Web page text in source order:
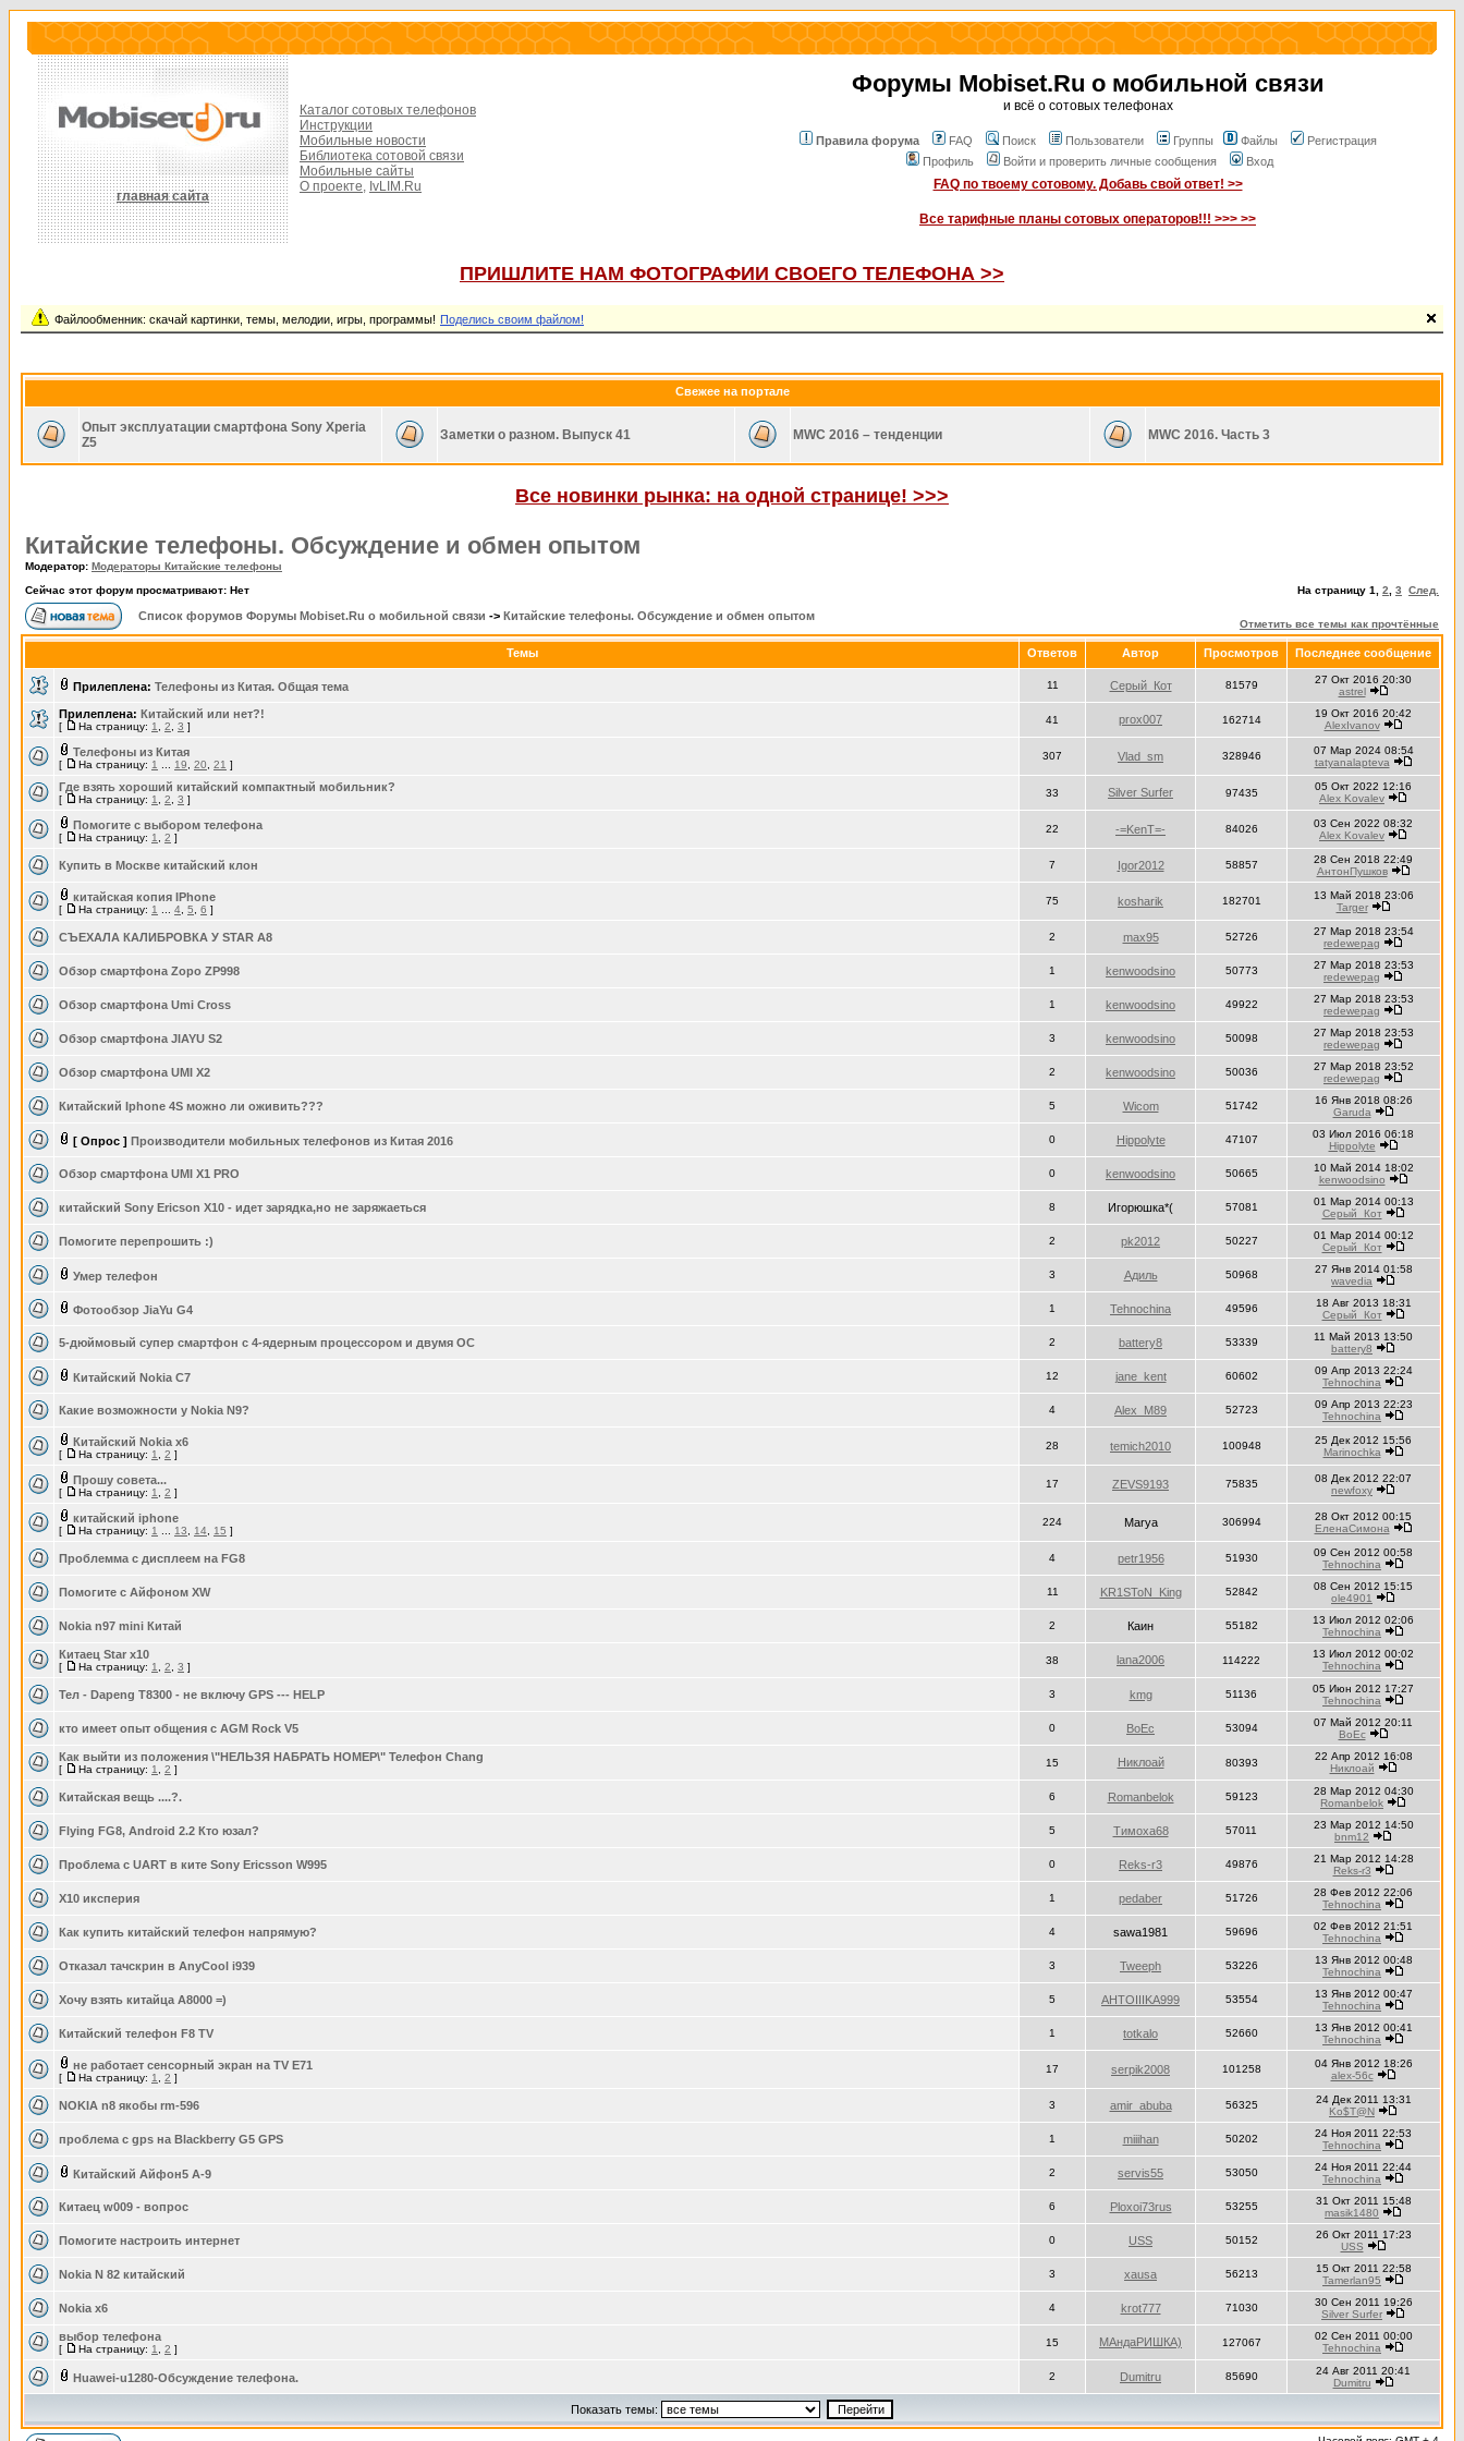
главная сайта
Каталог сотовых телефонов
Инструкции
Мобильные новости
Библиотека сотовой связи
Мобильные сайты
О проекте, IvLIM.Ru
Форумы Mobiset.Ru о мобильной связи
и всё о сотовых телефонах
Правила форума FAQ Поиск Пользователи Группы Файлы
Регистрация
Профиль
Войти и проверить личные сообщения Вход
FAQ по твоему сотовому. Добавь свой ответ! >>
Все тарифные планы сотовых операторов!!! >>> >>
ПРИШЛИТЕ НАМ ФОТОГРАФИИ СВОЕГО ТЕЛЕФОНА >>
Файлообменник: скачай картинки, темы, мелодии, игры, программы! Поделись своим файлом!
Свежее на портале
Опыт эксплуатации смартфона Sony Xperia
Z5
Заметки о разном. Выпуск 41 MWC 2016 – тенденции MWC 2016. Часть 3
Все новинки рынка: на одной странице! >>>
Китайские телефоны. Обсуждение и обмен опытом
Модератор: Модераторы Китайские телефоны
Сейчас этот форум просматривают: Нет
На страницу 1 2 3 След.
Список форумов Форумы Mobiset.Ru о мобильной связи -> Китайские телефоны. Обсуждение и обмен опытом
Отметить все темы как прочтённые
Темы Ответов Автор Просмотров Последнее сообщение
Прилеплена: Телефоны из Китая. Общая тема 11 Серый_Кот 81579
27 Окт 2016 20:30
astrel
Прилеплена: Китайский или нет?!
[ На страницу: 1 2 3 ]
41 prox007 162714
19 Окт 2016 20:42
AlexIvanov
Телефоны из Китая
[ На страницу: 1 19 20 21 ]
307 Vlad_sm 328946
07 Мар 2024 08:54
tatyanalapteva
Где взять хороший китайский компактный мобильник?
[ На страницу: 1 2 3 ]
33 Silver Surfer 97435
05 Окт 2022 12:16
Alex Kovalev
Помогите с выбором телефона
[ На страницу: 1 2 ]
22 -=KenT=- 84026
03 Сен 2022 08:32
Alex Kovalev
Купить в Москве китайский клон 7 Igor2012 58857
28 Сен 2018 22:49
АнтонПушков
китайская копия IPhone
[ На страницу: 1 4 5 6 ]
75 kosharik 182701
13 Май 2018 23:06
Targer
СЪЕХАЛА КАЛИБРОВКА У STAR A8 2 max95 52726
27 Мар 2018 23:54
redewepag
Обзор смартфона Zopo ZP998 1 kenwoodsino 50773
27 Мар 2018 23:53
redewepag
Обзор смартфона Umi Cross 1 kenwoodsino 49922
27 Мар 2018 23:53
redewepag
Обзор смартфона JIAYU S2 3 kenwoodsino 50098
27 Мар 2018 23:53
redewepag
Обзор смартфона UMI X2 2 kenwoodsino 50036
27 Мар 2018 23:52
redewepag
Китайский Iphone 4S можно ли оживить??? 5 Wicom 51742
16 Янв 2018 08:26
Garuda
[ Опрос ] Производители мобильных телефонов из Китая 2016 0 Hippolyte 47107
03 Июл 2016 06:18
Hippolyte
Обзор смартфона UMI X1 PRO 0 kenwoodsino 50665
10 Май 2014 18:02
kenwoodsino
китайский Sony Ericson X10 - идет зарядка,но не заряжаеться 8 Игорюшка*( 57081
01 Мар 2014 00:13
Серый_Кот
Помогите перепрошить :) 2 pk2012 50227
01 Мар 2014 00:12
Серый_Кот
Умер телефон 3 Адиль 50968
27 Янв 2014 01:58
wavedia
Фотообзор JiaYu G4 1 Tehnochina 49596
18 Авг 2013 18:31
Серый_Кот
5-дюймовый супер смартфон с 4-ядерным процессором и двумя ОС 2 battery8 53339
11 Май 2013 13:50
battery8
Китайский Nokia C7 12 jane_kent 60602
09 Апр 2013 22:24
Tehnochina
Какие возможности у Nokia N9? 4 Alex_M89 52723
09 Апр 2013 22:23
Tehnochina
Китайский Nokia x6
[ На страницу: 1 2 ]
28 temich2010 100948
25 Дек 2012 15:56
Marinochka
Прошу совета...
[ На страницу: 1 2 ]
17 ZEVS9193 75835
08 Дек 2012 22:07
newfoxy
китайский iphone
[ На страницу: 1 13 14 15 ]
224 Marya 306994
28 Окт 2012 00:15
ЕленаСимона
Проблемма с дисплеем на FG8 4 petr1956 51930
09 Сен 2012 00:58
Tehnochina
Помогите с Айфоном XW 11 KR1SToN_King 52842
08 Сен 2012 15:15
ole4901
Nokia n97 mini Китай 2 Каин 55182
13 Июл 2012 02:06
Tehnochina
Китаец Star x10
[ На страницу: 1 2 3 ]
38 lana2006 114222
13 Июл 2012 00:02
Tehnochina
Тел - Dapeng T8300 - не включу GPS --- HELP 3 kmg 51136
05 Июн 2012 17:27
Tehnochina
кто имеет опыт общения с AGM Rock V5 0 BoEc 53094
07 Май 2012 20:11
BoEc
Как выйти из положения \"НЕЛЬЗЯ НАБРАТЬ НОМЕР\" Телефон Chang
[ На страницу: 1 2 ]
15 Никлоай 80393
22 Апр 2012 16:08
Никлоай
Китайская вещь ....?. 6 Romanbelok 59123
28 Мар 2012 04:30
Romanbelok
Flying FG8, Android 2.2 Кто юзал? 5 Тимоха68 57011
23 Мар 2012 14:50
bnm12
Проблема с UART в ките Sony Ericsson W995 0 Reks-r3 49876
21 Мар 2012 14:28
Reks-r3
Х10 иксперия 1 pedaber 51726
28 Фев 2012 22:06
Tehnochina
Как купить китайский телефон напрямую? 4 sawa1981 59696
02 Фев 2012 21:51
Tehnochina
Отказал тачскрин в AnyCool i939 3 Tweeph 53226
13 Янв 2012 00:48
Tehnochina
Хочу взять китайца А8000 =) 5 AHTOIIIKA999 53554
13 Янв 2012 00:47
Tehnochina
Китайский телефон F8 TV 1 totkalo 52660
13 Янв 2012 00:41
Tehnochina
не работает сенсорный экран на ТV Е71
[ На страницу: 1 2 ]
17 serpik2008 101258
04 Янв 2012 18:26
alex-56c
NOKIA n8 якобы rm-596 3 amir_abuba 56325
24 Дек 2011 13:31
Ko$T@N
проблема с gps на Blackberry G5 GPS 1 miiihan 50202
24 Ноя 2011 22:53
Tehnochina
Китайский Айфон5 А-9 2 servis55 53050
24 Ноя 2011 22:44
Tehnochina
Китаец w009 - вопрос 6 Ploxoi73rus 53255
31 Окт 2011 15:48
masik1480
Помогите настроить интернет 0 USS 50152
26 Окт 2011 17:23
USS
Nokia N 82 китайский 3 xausa 56213
15 Окт 2011 22:58
Tamerlan95
Nokia x6 4 krot777 71030
30 Сен 2011 19:26
Silver Surfer
выбор телефона
[ На страницу: 1 2 ]
15 МАндаРИШКА) 127067
02 Сен 2011 00:00
Tehnochina
Huawei-u1280-Обсуждение телефона. 2 Dumitru 85690
24 Авг 2011 20:41
Dumitru
Показать темы: